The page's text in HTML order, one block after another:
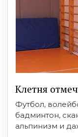
Клетня
Футбол,
бадминтон,
альпинизм и